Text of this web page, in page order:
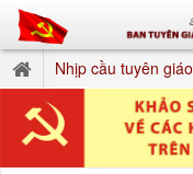
Nhịp cầu tuyên giáo